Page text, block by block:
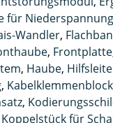
für
Wandler,
, Frontplatte
, Haube,
, Kabelklemmenblock
,
Koppelstück für